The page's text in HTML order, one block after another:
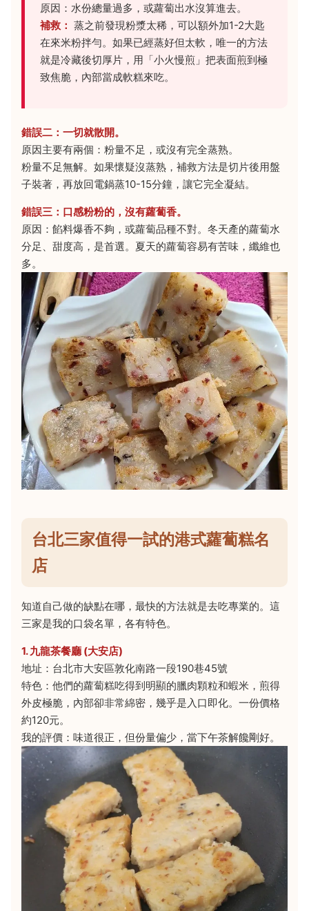
原因：水份總量過多，或蘿蔔出水沒算進去。
補救： 蒸之前發現粉漿太稀，可以額外加1-2大匙
在來米粉拌勻。如果已經蒸好但太軟，唯一的方法
就是冷藏後切厚片，用「小火慢煎」把表面煎到極
致焦脆，內部當成軟糕來吃。
錯誤二：一切就散開。
原因主要有兩個：粉量不足，或沒有完全蒸熟。
粉量不足無解。如果懷疑沒蒸熟，補救方法是切片後用盤
子裝著，再放回電鍋蒸10-15分鐘，讓它完全凝結。
錯誤三：口感粉粉的，沒有蘿蔔香。
原因：餡料爆香不夠，或蘿蔔品種不對。冬天產的蘿蔔水
分足、甜度高，是首選。夏天的蘿蔔容易有苦味，纖維也
多。
台北三家值得一試的港式蘿蔔糕名
店
知道自己做的缺點在哪，最快的方法就是去吃專業的。這
三家是我的口袋名單，各有特色。
1. 九龍茶餐廳 (大安店)
地址：台北市大安區敦化南路一段190巷45號
特色：他們的蘿蔔糕吃得到明顯的臘肉顆粒和蝦米，煎得
外皮極脆，內部卻非常綿密，幾乎是入口即化。一份價格
約120元。
我的評價：味道很正，但份量偏少，當下午茶解饞剛好。